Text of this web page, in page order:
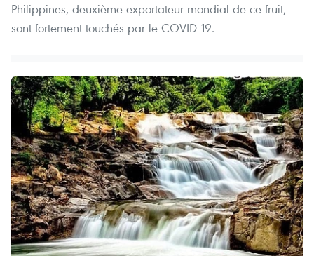
Philippines, deuxième exportateur mondial de ce fruit,
sont fortement touchés par le COVID-19.